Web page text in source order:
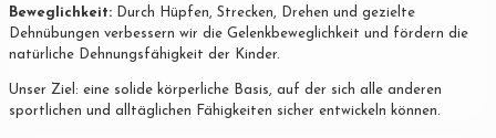
Beweglichkeit: Durch Hüpfen, Strecken, Drehen und gezielte
Dehnübungen verbessern wir die Gelenkbeweglichkeit und fördern die
natürliche Dehnungsfähigkeit der Kinder.
Unser Ziel: eine solide körperliche Basis, auf der sich alle anderen
sportlichen und alltäglichen Fähigkeiten sicher entwickeln können.